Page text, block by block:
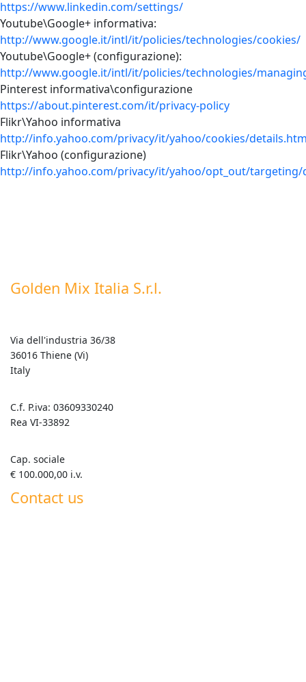
https://www.linkedin.com/settings/
Youtube\Google+ informativa:
http://www.google.it/intl/it/policies/technologies/cookies/
Youtube\Google+ (configurazione):
http://www.google.it/intl/it/policies/technologies/
Pinterest informativa\configurazione
https://about.pinterest.com/it/privacy-policy
Flikr\Yahoo informativa
http://info.yahoo.com/privacy/it/yahoo/cookies/
Flikr\Yahoo (configurazione)
http://info.yahoo.com/privacy/it/yahoo/opt_out/targeting/
Golden Mix Italia S.r.l.
Via dell'industria 36/38
36016 Thiene (Vi)
Italy
C.f. P.iva: 03609330240
Rea VI-33892
Cap. sociale
€ 100.000,00 i.v.
Contact us